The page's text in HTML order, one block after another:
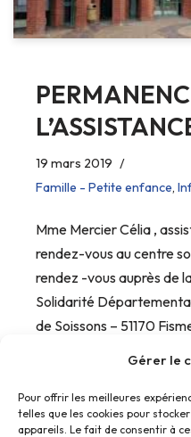
Gérer le
Pour offrir les meilleures
telles que les cookies pour
appareils. Le fait de consentir à
19 mars 2019
Famille - Petite enfance,
Mme Mercier Célia ,
rendez-vous au centre
rendez -vous auprès de
Solidarité
de Soissons – 51170